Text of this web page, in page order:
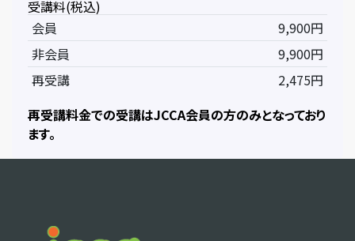
受講料(税込)
会員
9,900円
非会員
9,900円
再受講
2,475円
再受講料金での受講はJCCA会員の方のみとなっており
ます。